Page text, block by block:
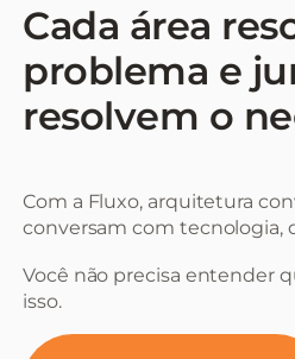
Cada área
problema e
resolvem o
Com a Fluxo, arquitetura
conversam com tecnologia,
Você não precisa entender
isso.